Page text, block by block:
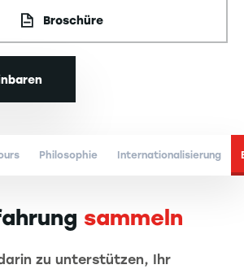
Broschüre
Philosophie Internationalisierung
sammeln
zu unterstützen, Ihr